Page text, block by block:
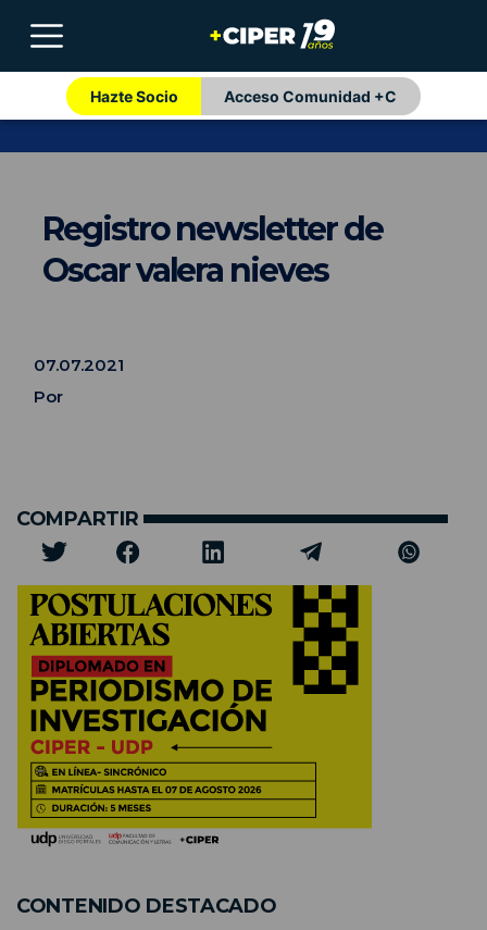
Hazte Socio Acceso Comunidad +C
Registro newsletter de
Oscar valera nieves
07.07.2021
Por
COMPARTIR
CONTENIDO DESTACADO